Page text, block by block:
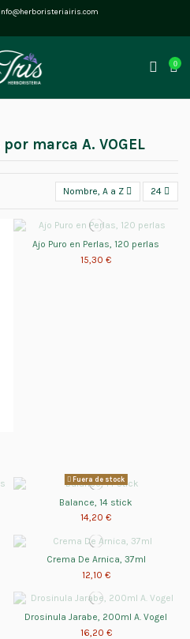
info@herboristeriairis.com
0
marca A. VOGEL
Nombre, A a Z 24
Ajo Puro en Perlas, 120 perlas
15,30 €
Fuera de stock
Balance, 14 stick
14,20 €
Crema De Arnica, 37ml
12,10 €
Drosinula Jarabe, 200ml A. Vogel
16,20 €